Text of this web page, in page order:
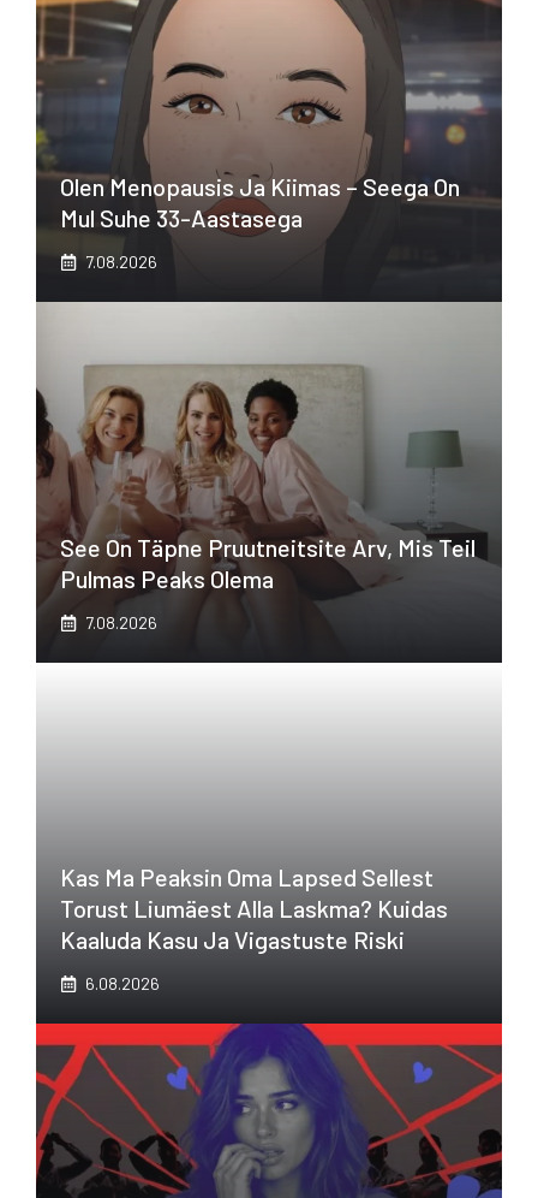
Olen Menopausis Ja Kiimas – Seega On
Mul Suhe 33-Aastasega
7.08.2026
See On Täpne Pruutneitsite Arv, Mis Teil
Pulmas Peaks Olema
7.08.2026
Kas Ma Peaksin Oma Lapsed Sellest
Torust Liumäest Alla Laskma? Kuidas
Kaaluda Kasu Ja Vigastuste Riski
6.08.2026